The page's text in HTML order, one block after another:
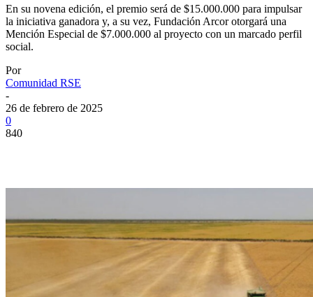
En su novena edición, el premio será de $15.000.000 para impulsar
la iniciativa ganadora y, a su vez, Fundación Arcor otorgará una
Mención Especial de $7.000.000 al proyecto con un marcado perfil
social.
Por
Comunidad RSE
-
26 de febrero de 2025
0
840